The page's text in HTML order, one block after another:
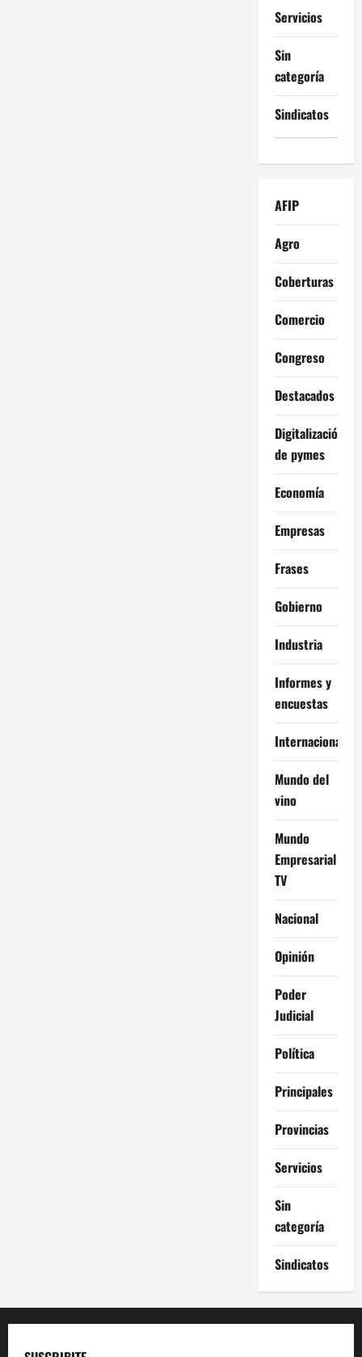
Servicios
Sin
categoría
Sindicatos
AFIP
Agro
Coberturas
Comercio
Congreso
Destacados
Digitalización
de pymes
Economía
Empresas
Frases
Gobierno
Industria
Informes y
encuestas
Internacional
Mundo del
vino
Mundo
Empresarial
TV
Nacional
Opinión
Poder
Judicial
Política
Principales
Provincias
Servicios
Sin
categoría
Sindicatos